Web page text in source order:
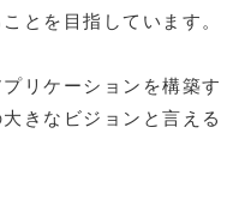
とを目指しています。
リケーションを構築す
きなビジョンと言える